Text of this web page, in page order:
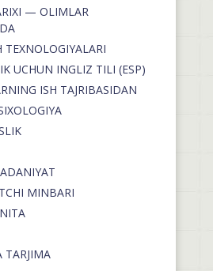
— OLIMLAR
TEXNOLOGIYALARI
UCHUN INGLIZ TILI (ESP)
ISH TAJRIBASIDAN
MINBARI
TARJIMA